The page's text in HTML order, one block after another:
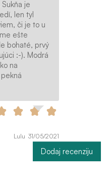
je
len tyl
či je to u
ešte
bohaté, prvý
:-). Modrá
na
Lulu 31/05/2021
Dodaj recenziju